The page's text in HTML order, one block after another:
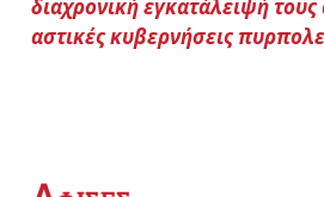
διαχρονική εγκατάλειψή τους
αστικές κυβερνήσεις